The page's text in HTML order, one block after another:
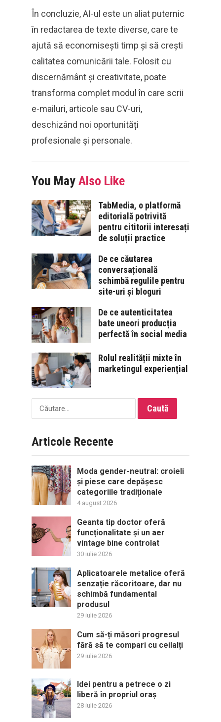
În concluzie, AI-ul este un aliat puternic
în redactarea de texte diverse, care te
ajută să economisești timp și să crești
calitatea comunicării tale. Folosit cu
discernământ și creativitate, poate
transforma complet modul în care scrii
e-mailuri, articole sau CV-uri,
deschizând noi oportunități
profesionale și personale.
You May Also Like
TabMedia, o platformă
editorială potrivită
pentru cititorii interesați
de soluții practice
De ce căutarea
conversațională
schimbă regulile pentru
site-uri și bloguri
De ce autenticitatea
bate uneori producția
perfectă în social media
Rolul realității mixte în
marketingul experiențial
Caută
după:
Articole Recente
Moda gender-neutral: croieli
și piese care depășesc
categoriile tradiționale
4 august 2026
Geanta tip doctor oferă
funcționalitate și un aer
vintage bine controlat
30 iulie 2026
Aplicatoarele metalice oferă
senzație răcoritoare, dar nu
schimbă fundamental
produsul
29 iulie 2026
Cum să-ți măsori progresul
fără să te compari cu ceilalți
29 iulie 2026
Idei pentru a petrece o zi
liberă în propriul oraș
28 iulie 2026